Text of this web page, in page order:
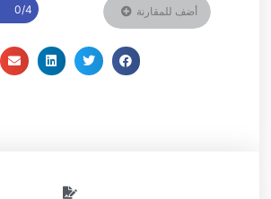
أضف للمقارنة 0/4